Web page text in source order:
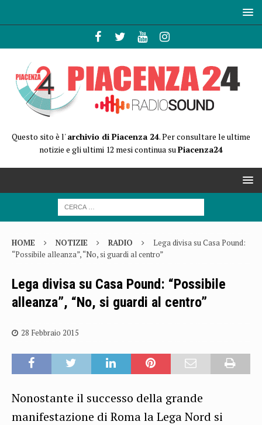
Questo sito è l'archivio di Piacenza 24. Per consultare le ultime
notizie e gli ultimi 12 mesi continua suPiacenza24
HOME NOTIZIE RADIO
Lega divisa su Casa Pound:
“Possibile alleanza”, “No, si guardi al centro”
Lega divisa su Casa Pound: “Possibile
alleanza”, “No, si guardi al centro”
28 Febbraio 2015
Nonostante il successo della grande
manifestazione di Roma la Lega Nord si